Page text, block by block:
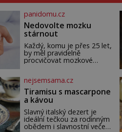
panidomu.cz
Nedovolte mozku
stárnout
Každý, komu je přes 25 let,
by měl pravidelně
procvičovat mozkové
paměť. Možná máte
problém vzpomenout si na
jméno kolegy z práce.
Nebo marně v paměti
lovíte název knížky, kterou
jste nedávno přečetli. Je to
opravdu tak, s věkem jako
nejsemsama.cz
Tiramisu s mascarpone
a kávou
Slavný italský dezert je
ideální tečkou za rodinným
obědem i slavnostní večeří